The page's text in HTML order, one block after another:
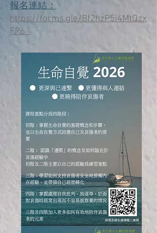
報名連結：
https://forms.gle/Bf2hzP5i4MtQzx
FP6